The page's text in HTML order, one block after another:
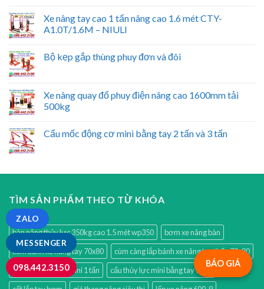
Xe nâng tay cao 1 tấn nâng cao 1.6 mét CTY-
A1.0T/1.6M – NIULI
Bộ kẹp gắp thùng phuy đơn và đôi
Xe nâng quay đổ phuy điện nâng cao 1600mm tải
500kg
Cẩu mốc động cơ mini bằng tay 2 tấn và 3 tấn
TÌM SẢN PHẨM THEO TỪ KHÓA
bàn nâng thủy lực 350kg cao 1.5 mét wp350
bơm xe nâng bàn
cùm bánh xe nâng tay 70x80
cùm càng lắp bánh xe nâng tay thấp 70x80
cẩu móc động cơ mini 1 tấn
cẩu thủy lực mini bằng tay 1 tấn
BÁO GIÁ
MESSENGER
ZALO
098.442.3150